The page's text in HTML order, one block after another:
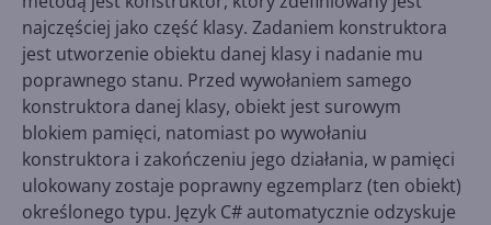
najczęściej jako część klasy. Zadaniem konstruktora
jest utworzenie obiektu danej klasy i nadanie mu
poprawnego stanu. Przed wywołaniem samego
konstruktora danej klasy, obiekt jest surowym
blokiem pamięci, natomiast po wywołaniu
konstruktora i zakończeniu jego działania, w pamięci
ulokowany zostaje poprawny egzemplarz (ten obiekt)
określonego typu. Język C# automatycznie odzyskuje